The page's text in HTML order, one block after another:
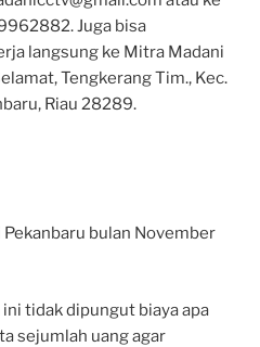
Juga bisa
langsung ke Mitra Madani
Tengkerang Tim., Kec.
Riau 28289.
bulan November
tidak dipungut biaya apa
sejumlah uang agar